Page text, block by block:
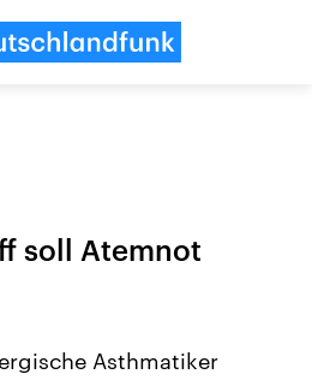
soll Atemnot
Asthmatiker